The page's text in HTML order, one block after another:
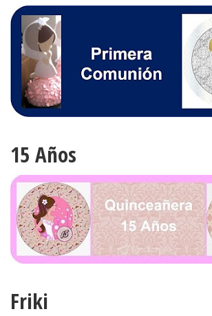
15 Años
Friki